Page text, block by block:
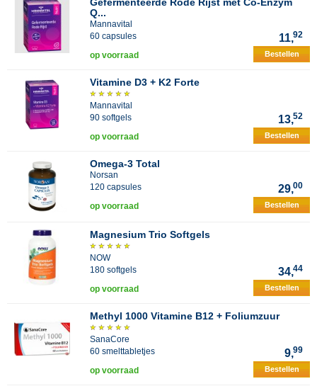
Q...
Mannavital
60 capsules
11,92
op voorraad Bestellen
Vitamine D3 + K2 Forte
Mannavital
90 softgels
13,52
op voorraad Bestellen
Omega-3 Total
Norsan
120 capsules
29,00
op voorraad Bestellen
Magnesium Trio Softgels
NOW
180 softgels
34,44
op voorraad Bestellen
Methyl 1000 Vitamine B12 + Foliumzuur
SanaCore
60 smelttabletjes
9,99
op voorraad Bestellen